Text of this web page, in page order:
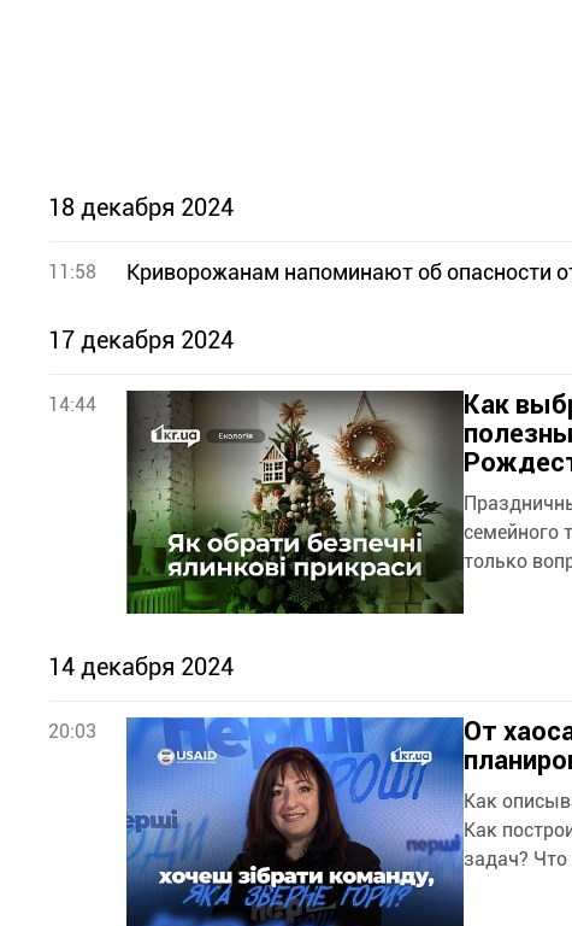
18 декабря 2024
11:58 Криворожанам напоминают об опасности
17 декабря 2024
14:44
Как
семейного
только
14 декабря 2024
20:03
От
Как
Как
задач?